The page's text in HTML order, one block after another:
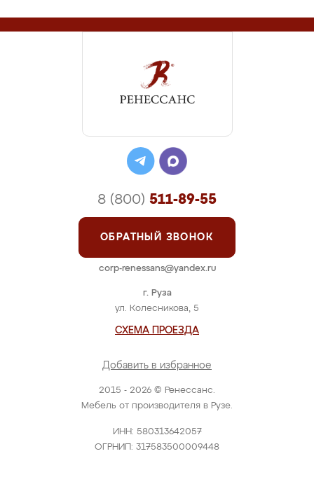
2015 - 2026 © Ренессанс.
Мебель от производителя в Рузе.
ИНН: 580313642057
ОГРНИП: 317583500009448
г. Руза
ул. Колесникова, 5
СХЕМА ПРОЕЗДА
Добавить в избранное
8 (800) 511-89-55
ОБРАТНЫЙ ЗВОНОК
corp-renessans@yandex.ru